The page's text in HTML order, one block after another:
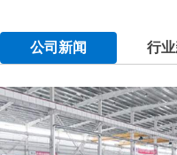
公司新闻 行